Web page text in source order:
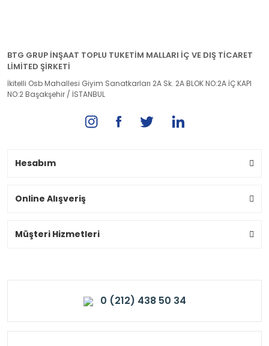
BTG GRUP İNŞAAT TOPLU TUKETİM MALLARI İÇ VE DIŞ TİCARET
LİMİTED ŞİRKETİ
İkitelli Osb Mahallesi Giyim Sanatkarları 2A Sk. 2A BLOK NO:2A İÇ KAPI
NO:2 Başakşehir / İSTANBUL
Hesabım
Online Alışveriş
Müşteri Hizmetleri
0 (212) 438 50 34